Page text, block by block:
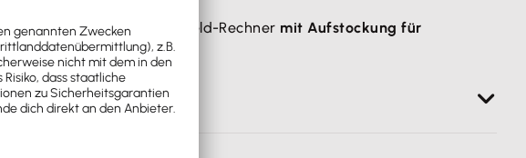
du einen Kurzarbeitergeld-Rechner mit Aufstockung für
Hier einige Beispiele: